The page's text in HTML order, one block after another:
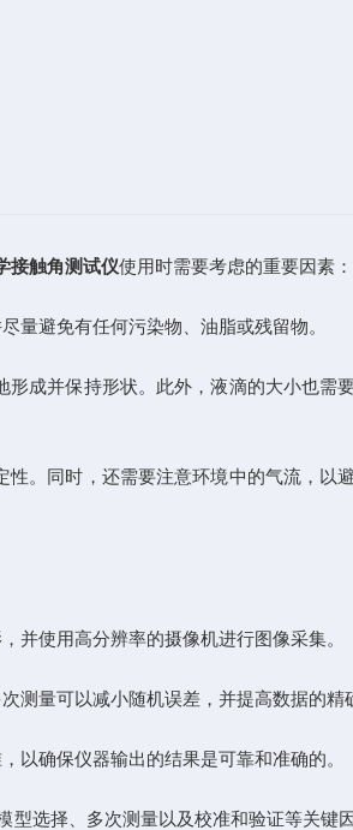
接触角测试仪使用时需要考虑的重要因素：
避免有任何污染物、油脂或残留物。
并保持形状。此外，液滴的大小也需
。同时，还需要注意环境中的气流，以
使用高分辨率的摄像机进行图像采集。
量可以减小随机误差，并提高数据的精
确保仪器输出的结果是可靠和准确的。
选择、多次测量以及校准和验证等关键